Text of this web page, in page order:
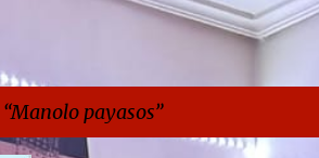
Manolo payasos